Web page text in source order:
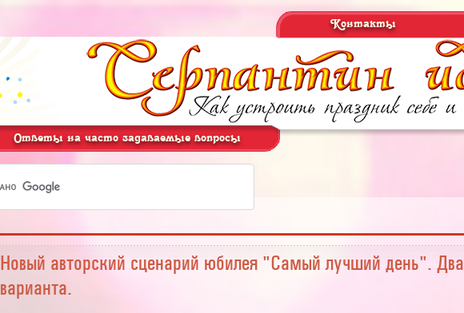
Контакты
Ответы на часто задаваемые вопросы
Новый авторский сценарий юбилея "Самый лучший день". Два
варианта.